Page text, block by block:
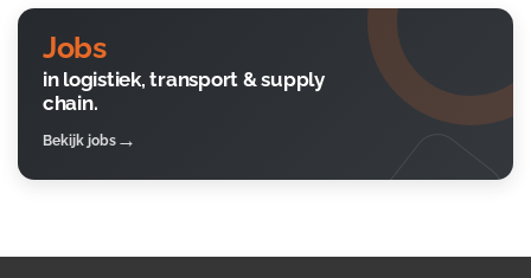
Jobs
in logistiek, transport & supply
chain.
Bekijk jobs